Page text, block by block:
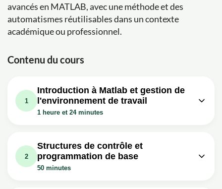
avancés en MATLAB, avec une méthode et des
automatismes réutilisables dans un contexte
académique ou professionnel.
Contenu du cours
1
Introduction à Matlab et gestion de
l'environnement de travail
1 heure et 24 minutes
à la programmation Matlab
Exercice: Quelle fonction Matlab utilise-t-on pour afficher
toutes les variables en mémoire et leurs valeurs
actuelles ?
2
Structures de contrôle et
programmation de base
50 minutes